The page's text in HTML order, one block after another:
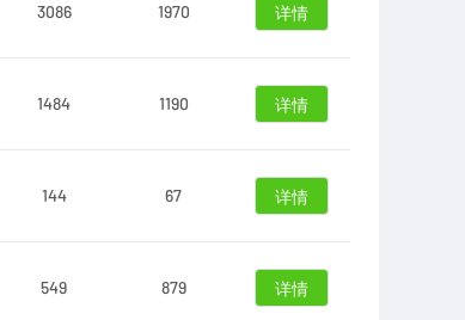
3086 1970 详情
1484 1190 详情
144 67 详情
549 879 详情